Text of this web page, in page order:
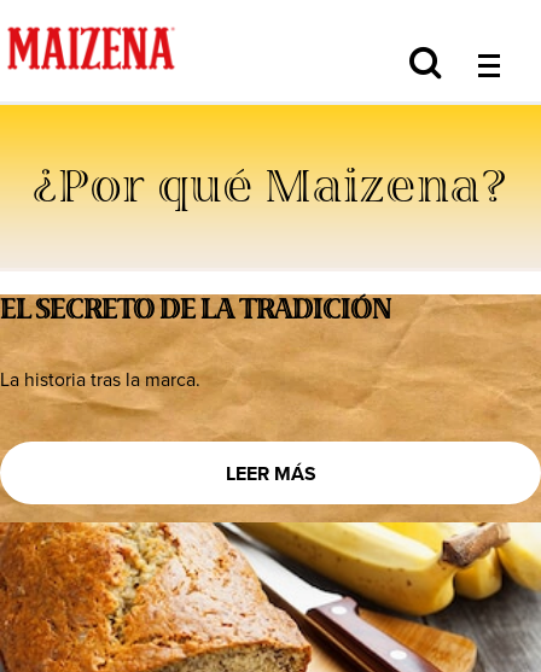
¿Por qué Maizena?
EL SECRETO DE LA TRADICIÓN
La historia tras la marca.
LEER MÁS